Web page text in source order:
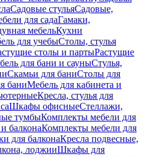
Садовые стульяСадовые,
для садаГамаки,
мебельКухни
для учебыСтолы, стулья
столы и партыРастущие
для бани и сауныСтулья,
Скамьи для баниСтолы для
баниМебель для кабинета и
Кресла, стулья для
Шкафы офисныеСтеллажи,
тумбыКомплекты мебели для
балконаКомплекты мебели для
для балконаКресла подвесные,
лоджииШкафы для